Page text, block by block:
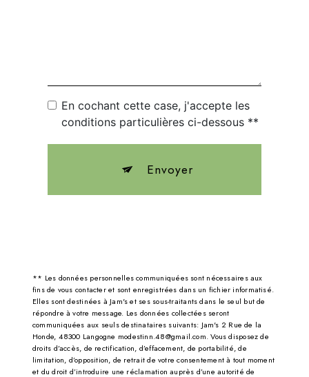
En cochant cette case, j'accepte les
conditions particulières ci-dessous **
Envoyer
** Les données personnelles communiquées sont nécessaires aux
fins de vous contacter et sont enregistrées dans un fichier informatisé.
Elles sont destinées à Jam's et ses sous-traitants dans le seul but de
répondre à votre message. Les données collectées seront
communiquées aux seuls destinataires suivants: Jam's 2 Rue de la
Honde, 48300 Langogne modestinn.48@gmail.com. Vous disposez de
droits d’accès, de rectification, d’effacement, de portabilité, de
limitation, d’opposition, de retrait de votre consentement à tout moment
et du droit d’introduire une réclamation auprès d’une autorité de